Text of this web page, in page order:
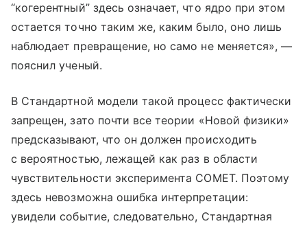
“когерентный” здесь означает, что ядро при этом
остается точно таким же, каким было, оно лишь
наблюдает превращение, но само не меняется», —
пояснил ученый.
В Стандартной модели такой процесс фактически
запрещен, зато почти все теории «Новой физики»
предсказывают, что он должен происходить
с вероятностью, лежащей как раз в области
чувствительности эксперимента COMET. Поэтому
здесь невозможна ошибка интерпретации:
увидели событие, следовательно, Стандартная